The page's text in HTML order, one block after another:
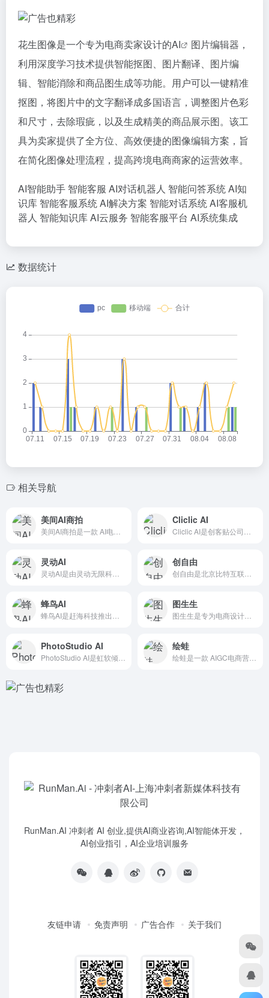
花生图像是一个专为电商卖家设计的AI
图片编辑器，
利用深度学习技术提供智能抠图、图片翻译、图片编
辑、智能消除和商品图生成等功能。用户可以一键精准
抠图，将图片中的文字翻译成多国语言，调整图片色彩
和尺寸，去除瑕疵，以及生成精美的商品展示图。该工
具为卖家提供了全方位、高效便捷的图像编辑方案，旨
在简化图像处理流程，提高跨境电商商家的运营效率。
AI智能助手 智能客服 AI对话机器人 智能问答系统AI知
识库 智能客服系统AI解决方案 智能对话系统AI客服机
器人 智能知识库AI云服务 智能客服平台 AI系统集成
数据统计
相关导航
美间AI商拍 Cliclic AI
灵动AI 创自由
蜂鸟AI 图生生
PhotoStudio AI 绘蛙
RunMan.AI 冲刺者 AI 创业,提供AI商业咨询,AI智能体开发，
AI创业指引，AI企业培训服务
友链申请 免责声明 广告合作 关于我们